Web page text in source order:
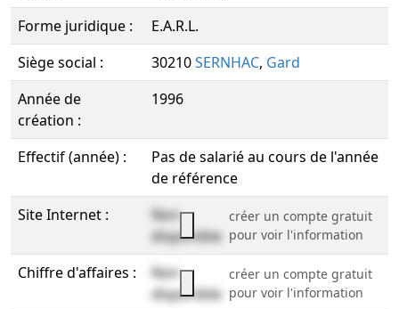
Forme juridique :
E.A.R.L.
Siège social :
30210SERNHAC, Gard
Année de
création :
1996
Effectif (année) :
Pas de salarié au cours de l'année
de référence
Site Internet :
Non
disponible
créer un compte gratuit
pour voir l'information
Chiffre d'affaires :
Non
disponible
créer un compte gratuit
pour voir l'information